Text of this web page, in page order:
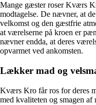
Mange gæster roser Kværs
modtagelse. De nævner, at
velkomst og den gæstfrie
at værelserne på kroen er
nævner endda, at deres
opvarmet ved ankomsten.
Lækker mad og
Kværs Kro får ros for deres
med kvaliteten og smagen